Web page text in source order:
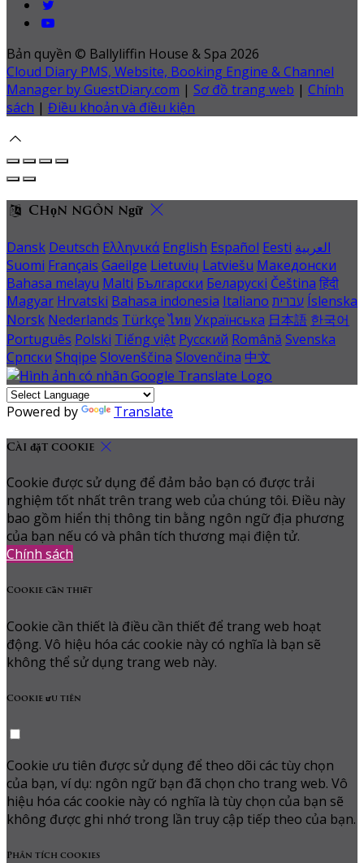
Bản quyền © Ballyliffin House & Spa 2026
Cloud Diary PMS, Website, Booking Engine & Channel
Manager by GuestDiary.com | Sơ đồ trang web | Chính
sách | Điều khoản và điều kiện
Chọn ngôn ngữ
Dansk Deutsch Ελληνικά English Español Eesti العربية
Suomi Français Gaeilge Lietuvių Latviešu Македонски
Bahasa melayu Malti Български Беларускі Čeština हिंदी
Magyar Hrvatski Bahasa indonesia Italiano עברית Íslenska
Norsk Nederlands Türkçe ไทย Українська 日本語 한국어
Português Polski Tiếng việt Русский Română Svenska
Српски Shqipe Slovenščina Slovenčina 中文
Powered by Translate
Cài đặt cookie
Cookie được sử dụng để đảm bảo bạn có được trải
nghiệm tốt nhất trên trang web của chúng tôi. Điều này
bao gồm hiển thị thông tin bằng ngôn ngữ địa phương
của bạn nếu có và phân tích thương mại điện tử.
Chính sách
Cookie cần thiết
Cookie cần thiết là điều cần thiết để trang web hoạt
động. Vô hiệu hóa các cookie này có nghĩa là bạn sẽ
không thể sử dụng trang web này.
Cookie ưu tiên
Cookie ưu tiên được sử dụng để theo dõi các tùy chọn
của bạn, ví dụ: ngôn ngữ bạn đã chọn cho trang web. Vô
hiệu hóa các cookie này có nghĩa là tùy chọn của bạn sẽ
không được ghi nhớ trong lần truy cập tiếp theo của bạn.
Phân tích cookies